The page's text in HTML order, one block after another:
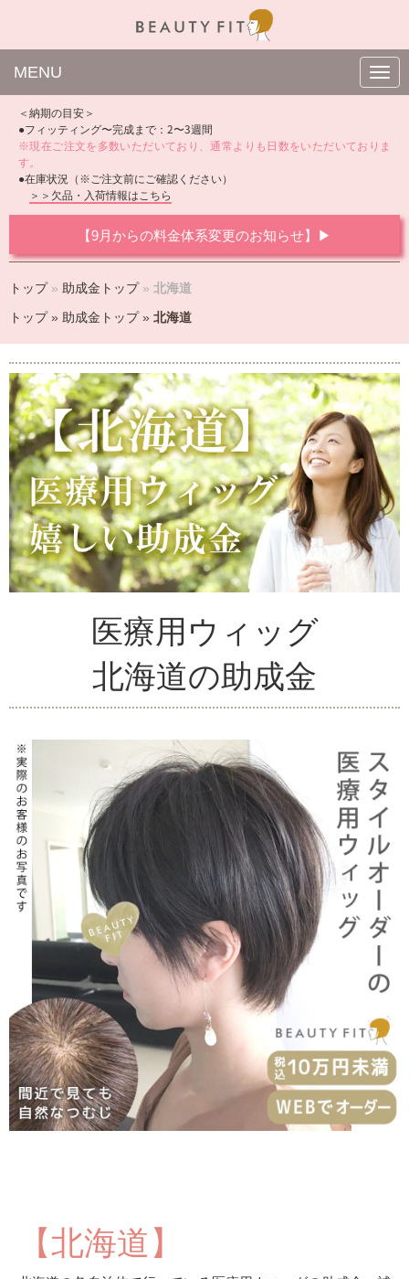
N
a
a
MENU
＜納期の目安＞
●フィッティング〜完成まで：2〜3週間
※現在ご注文を多数いただいており、通常よりも日数をいただいておりま
す。
●在庫状況（※ご注文前にご確認ください）
＞＞欠品・入荷情報はこちら
【9月からの料金体系変更のお知らせ】▶
トップ » 助成金トップ » 北海道
トップ» 助成金トップ» 北海道
医療用ウィッグ
北海道の助成金
【北海道】